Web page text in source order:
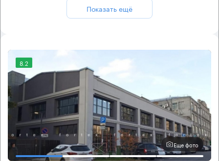
Показать ещё
8.2
Еще фото